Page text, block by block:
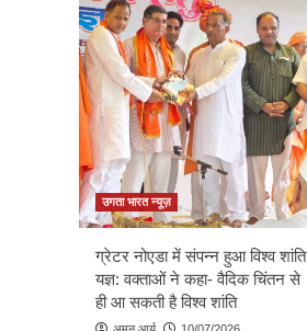
उगता भारत न्यूज़
ग्रेटर नोएडा में संपन्न हुआ विश्व शांति
यज्ञ: वक्ताओं ने कहा- वैदिक चिंतन से
ही आ सकती है विश्व शांति